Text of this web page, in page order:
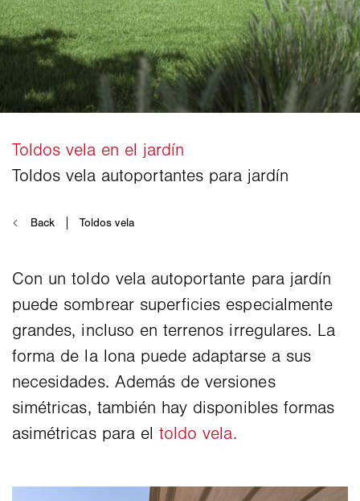
Con un toldo vela autoportante para jardín
puede sombrear superficies especialmente
grandes, incluso en terrenos irregulares. La
forma de la lona puede adaptarse a sus
necesidades. Además de versiones
simétricas, también hay disponibles formas
asimétricas para eltoldo vela.